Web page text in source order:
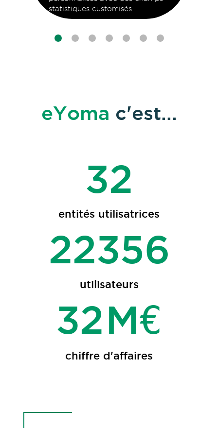
statistiques customisés
retour
eYoma c'est...
71
entités utilisatrices
62000
utilisateurs
71M€
chiffre d'affaires